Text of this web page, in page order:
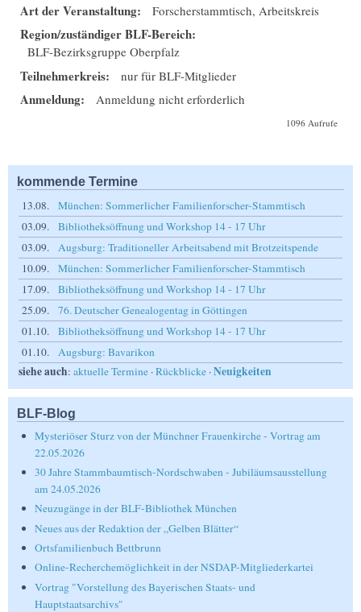
Art der Veranstaltung: Forscherstammtisch, Arbeitskreis
Region/zuständiger BLF-Bereich:
BLF-Bezirksgruppe Oberpfalz
Teilnehmerkreis: nur für BLF-Mitglieder
Anmeldung: Anmeldung nicht erforderlich
1096 Aufrufe
kommende Termine
13.08.
München: Sommerlicher Familienforscher-Stammtisch
03.09.
Bibliotheksöffnung und Workshop 14 - 17 Uhr
03.09.
Augsburg: Traditioneller Arbeitsabend mit Brotzeitspende
10.09.
München: Sommerlicher Familienforscher-Stammtisch
17.09.
Bibliotheksöffnung und Workshop 14 - 17 Uhr
25.09.
76. Deutscher Genealogentag in Göttingen
01.10.
Bibliotheksöffnung und Workshop 14 - 17 Uhr
01.10.
Augsburg: Bavarikon
siehe auch: aktuelle Termine ·Rückblicke ·Neuigkeiten
BLF-Blog
Mysteriöser Sturz von der Münchner Frauenkirche - Vortrag am
22.05.2026
30 Jahre Stammbaumtisch-Nordschwaben - Jubiläumsausstellung
am 24.05.2026
Neuzugänge in der BLF-Bibliothek München
Neues aus der Redaktion der „Gelben Blätter“
Ortsfamilienbuch Bettbrunn
Online-Recherchemöglichkeit in der NSDAP-Mitgliederkartei
Vortrag "Vorstellung des Bayerischen Staats- und
Hauptstaatsarchivs"